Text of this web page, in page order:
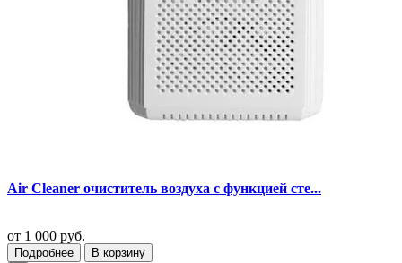
Air Cleaner очиститель воздуха с функцией сте...
от 1 000 руб.
Подробнее
В корзину